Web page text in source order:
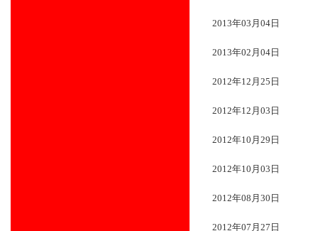
2013年03月04日
2013年02月04日
2012年12月25日
2012年12月03日
2012年10月29日
2012年10月03日
2012年08月30日
2012年07月27日